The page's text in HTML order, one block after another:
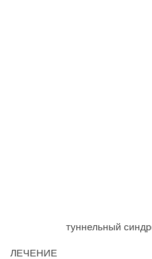
туннельный
ЛЕЧЕНИЕ